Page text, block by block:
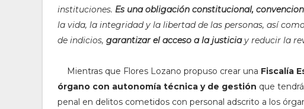
instituciones. Es una obligación constitucional,
la vida, la integridad y la libertad de las personas, así
de indicios, garantizar el acceso a la justiciay reducir la
Mientras que Flores Lozano propuso crear una Fiscalía
órgano con autonomía técnica y de gestión que
penal en delitos cometidos con personal adscrito a los